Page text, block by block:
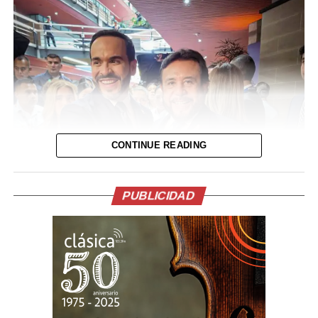
aparecer en los medios.
Durante el Mundial 2026 su salud se volvió pública de
manera dolorosa. Tras el hat-trick de Lionel ante
Argelia, el capitán no pudo contener las lágrimas y
responsabilidad y confirmando que Jorge se encontraba
bajo seguimiento médico y evolucionaba
favorablemente. Finalmente no resistió.
CONTINUE READING
PUBLICIDAD